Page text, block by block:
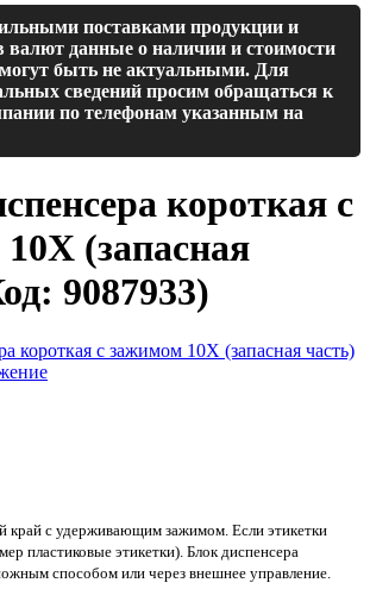
поставками продукции и
валют данные о наличии и стоимости
могут быть не актуальными. Для
сведений просим обращаться к
по телефонам указанным на
короткая с
(запасная
9087933)
край с удерживающим зажимом. Если этикетки
пластиковые этикетки). Блок диспенсера
способом или через внешнее управление.